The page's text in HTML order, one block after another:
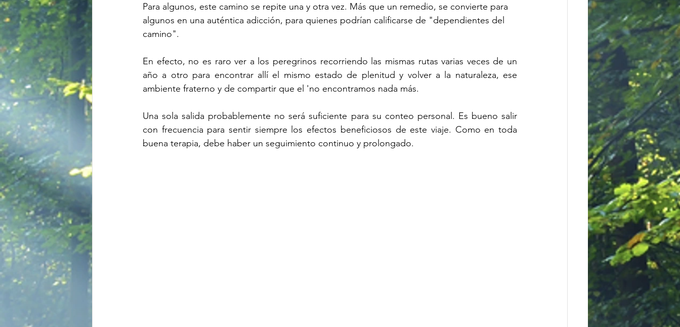
Para algunos, este camino se repite una y otra vez. Más que un remedio, se convierte para
algunos en una auténtica adicción, para quienes podrían calificarse de "dependientes del
camino".
En efecto, no es raro ver a los peregrinos recorriendo las mismas rutas varias veces de un
año a otro para encontrar allí el mismo estado de plenitud y volver a la naturaleza, ese
ambiente fraterno y de compartir que el 'no encontramos nada más.
Una sola salida probablemente no será suficiente para su conteo personal. Es bueno salir
con frecuencia para sentir siempre los efectos beneficiosos de este viaje. Como en toda
buena terapia, debe haber un seguimiento continuo y prolongado.